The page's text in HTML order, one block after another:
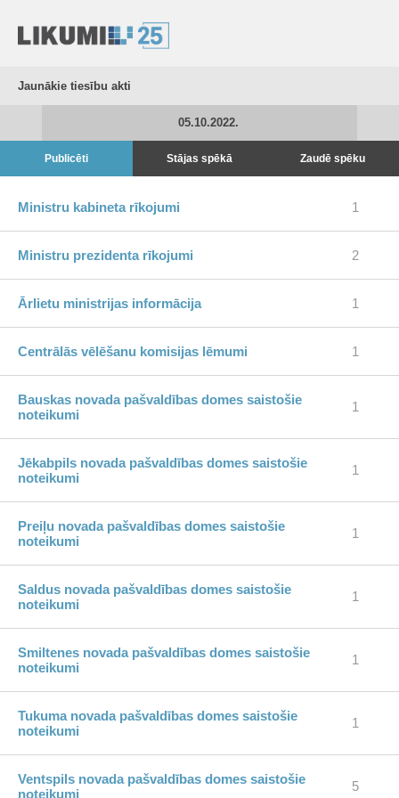
Jaunākie tiesību akti
05.10.2022.
Publicēti Stājas spēkā Zaudē spēku
Ministru kabineta rīkojumi 1
Ministru prezidenta rīkojumi 2
Ārlietu ministrijas informācija 1
Centrālās vēlēšanu komisijas lēmumi 1
Bauskas novada pašvaldības domes saistošie
noteikumi
1
Jēkabpils novada pašvaldības domes saistošie
noteikumi
1
Preiļu novada pašvaldības domes saistošie
noteikumi
1
Saldus novada pašvaldības domes saistošie
noteikumi
1
Smiltenes novada pašvaldības domes saistošie
noteikumi
1
Tukuma novada pašvaldības domes saistošie
noteikumi
1
Ventspils novada pašvaldības domes saistošie
noteikumi
5